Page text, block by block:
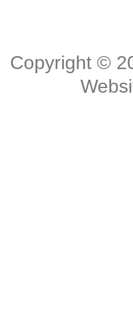
Copyright ©